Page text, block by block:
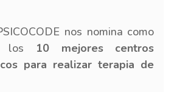
nos nomina como
los 10 mejores centros
para realizar terapia de